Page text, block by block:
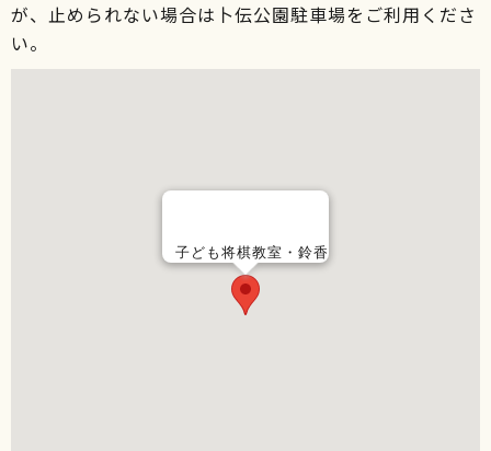
が、止められない場合は卜伝公園駐車場をご利用くださ
い。
子ども将棋教室・鈴香